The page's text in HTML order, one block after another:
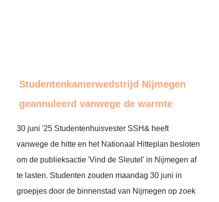
Studentenkamerwedstrijd Nijmegen
geannuleerd vanwege de warmte
30 juni '25 Studentenhuisvester SSH& heeft
vanwege de hitte en het Nationaal Hitteplan besloten
om de publieksactie 'Vind de Sleutel' in Nijmegen af
te lasten. Studenten zouden maandag 30 juni in
groepjes door de binnenstad van Nijmegen op zoek